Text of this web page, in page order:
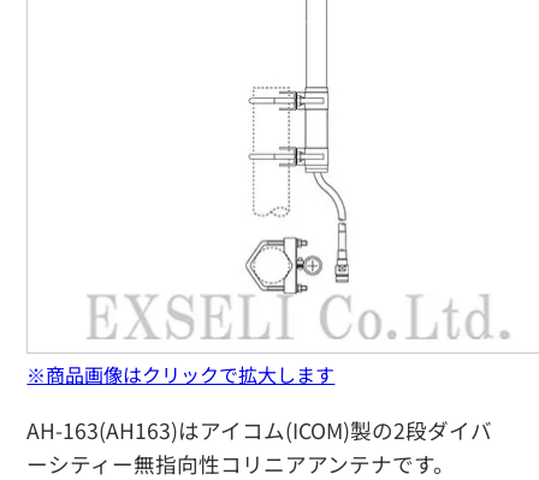
AH-163(AH163)はアイコム(ICOM)製の2段ダイバ
ーシティー無指向性コリニアアンテナです。
※商品画像はクリックで拡大します